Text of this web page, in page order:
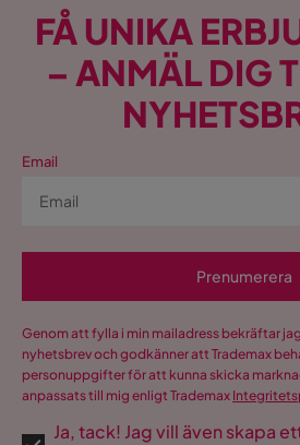
FÅ UNIKA
– ANMÄL DIG
Email
Prenumerera
Genom att fylla i min mailadress bekräftar
nyhetsbrev och godkänner att Trademax
personuppgifter för att kunna skicka
anpassats till mig enligt Trademax
Ja, tack! Jag vill även skapa